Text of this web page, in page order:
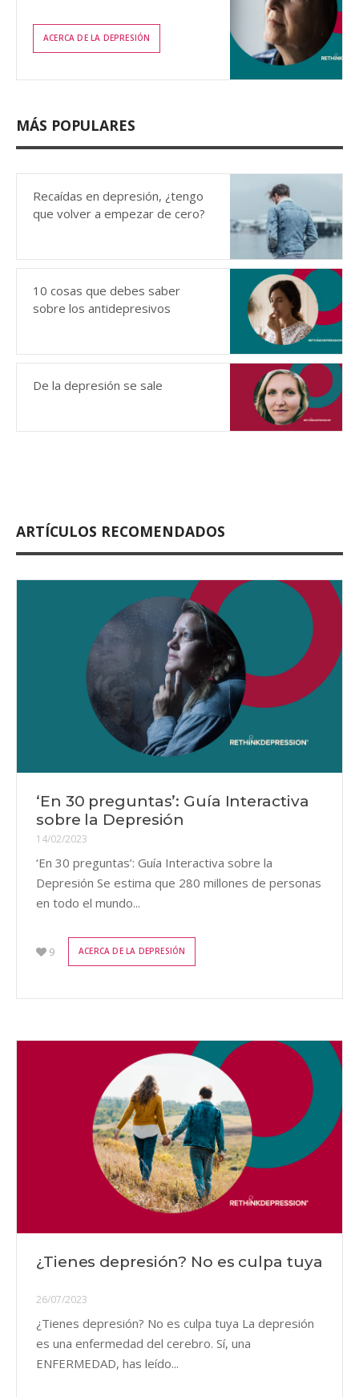
ACERCA DE LA DEPRESIÓN
MÁS POPULARES
Recaídas en depresión, ¿tengo
que volver a empezar de cero?
10 cosas que debes saber
sobre los antidepresivos
De la depresión se sale
ARTÍCULOS RECOMENDADOS
‘En 30 preguntas’: Guía Interactiva
sobre la Depresión
14/02/2023
‘En 30 preguntas’: Guía Interactiva sobre la
Depresión Se estima que 280 millones de personas
en todo el mundo...
9 ACERCA DE LA DEPRESIÓN
¿Tienes depresión? No es culpa tuya
26/07/2023
¿Tienes depresión? No es culpa tuya La depresión
es una enfermedad del cerebro. Sí, una
ENFERMEDAD, has leído...